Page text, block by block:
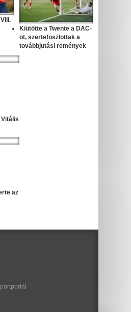
Kiütötte a Twente a DAC-
ot, szertefoszlottak a
továbbjutási remények
az